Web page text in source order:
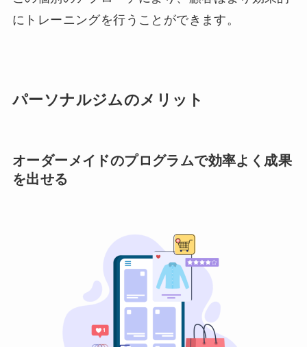
にトレーニングを行うことができます。
パーソナルジムのメリット
オーダーメイドのプログラムで効率よく成果
を出せる